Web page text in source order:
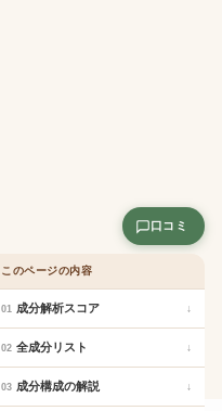
口コミ
このページの内容
01 成分解析スコア ↓
02 全成分リスト ↓
03 成分構成の解説 ↓